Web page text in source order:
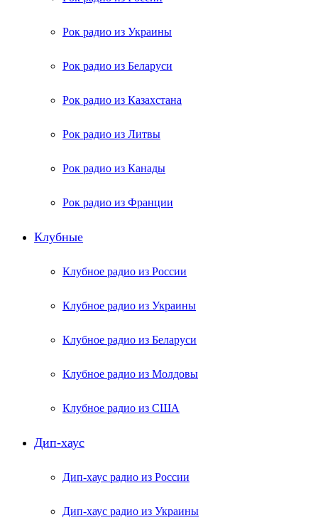
Рок радио из Украины
Рок радио из Беларуси
Рок радио из Казахстана
Рок радио из Литвы
Рок радио из Канады
Рок радио из Франции
Клубные
Клубное радио из России
Клубное радио из Украины
Клубное радио из Беларуси
Клубное радио из Молдовы
Клубное радио из США
Дип-хаус
Дип-хаус радио из России
Дип-хаус радио из Украины